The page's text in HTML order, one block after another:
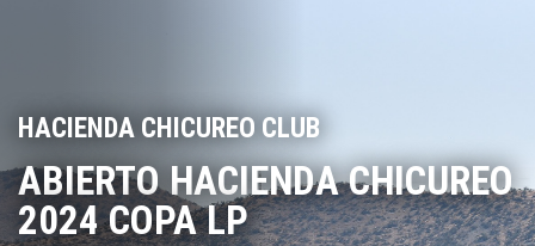
HACIENDA CHICUREO CLUB
ABIERTO HACIENDA CHICUREO
2024 COPA LP